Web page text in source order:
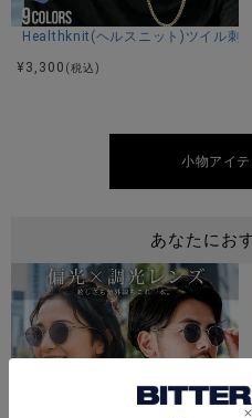
Healthknit(ヘルスニット)ツイル刺
¥ 3,300 (税込)
小物アイ
あなたにお